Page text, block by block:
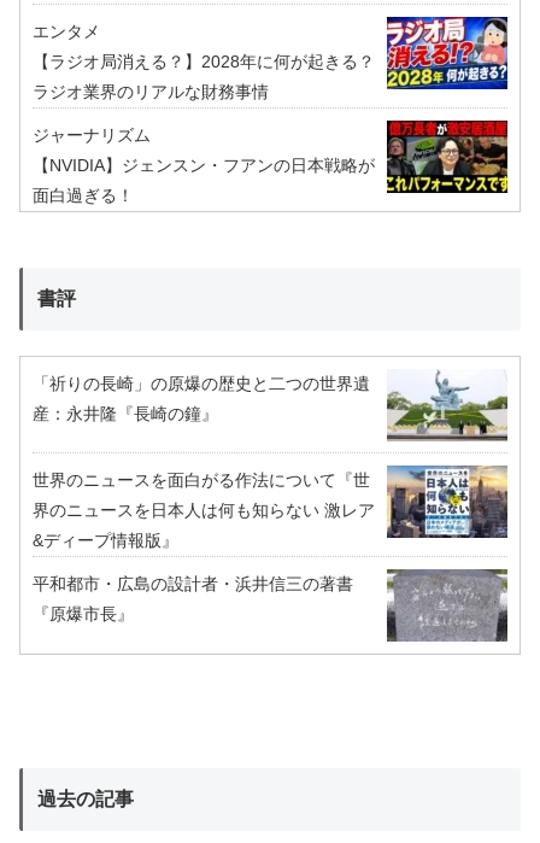
エンタメ
【ラジオ局消える？】2028年に何が起きる？
ラジオ業界のリアルな財務事情
ジャーナリズム
【NVIDIA】ジェンスン・フアンの日本戦略が
面白過ぎる！
書評
「祈りの長崎」の原爆の歴史と二つの世界遺
産：永井隆『長崎の鐘』
世界のニュースを面白がる作法について『世
界のニュースを日本人は何も知らない 激レア
&ディープ情報版』
平和都市・広島の設計者・浜井信三の著書
『原爆市長』
過去の記事